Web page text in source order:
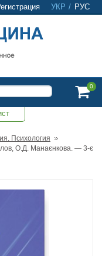
УКР / РУС
0
Психология
О.Д. Манаєнкова. — 3-є